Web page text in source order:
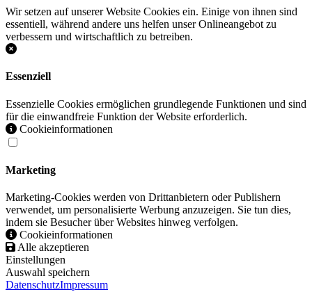
Wir setzen auf unserer Website Cookies ein. Einige von ihnen sind
essentiell, während andere uns helfen unser Onlineangebot zu
verbessern und wirtschaftlich zu betreiben.
Essenziell
Essenzielle Cookies ermöglichen grundlegende Funktionen und sind
für die einwandfreie Funktion der Website erforderlich.
Cookieinformationen
Marketing
Marketing-Cookies werden von Drittanbietern oder Publishern
verwendet, um personalisierte Werbung anzuzeigen. Sie tun dies,
indem sie Besucher über Websites hinweg verfolgen.
Cookieinformationen
Alle akzeptieren
Einstellungen
Auswahl speichern
DatenschutzImpressum